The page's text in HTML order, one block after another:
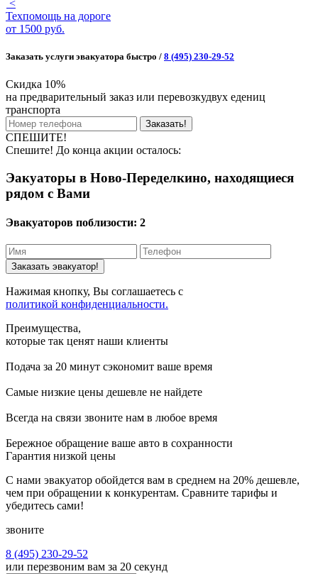
<
Техпомощь на дороге
от 1500 руб.
Заказать услуги эвакуатора быстро / 8 (495) 230-29-52
Скидка 10%
на предварительный заказ или перевозкудвух едениц
транспорта
Заказать!
СПЕШИТЕ!
Спешите! До конца акции осталось:
Эакуаторы в Ново-Переделкино, находящиеся
рядом с Вами
Эвакуаторов поблизости: 2
Заказать эвакуатор!
Нажимая кнопку, Вы соглашаетесь с
политикой конфиденциальности.
Преимущества,
которые так ценят наши клиенты
Подача за 20 минут сэкономит ваше время
Самые низкие цены дешевле не найдете
Всегда на связи звоните нам в любое время
Бережное обращение ваше авто в сохранности
Гарантия низкой цены
С нами эвакуатор обойдется вам в среднем на 20% дешевле,
чем при обращении к конкурентам. Сравните тарифы и
убедитесь сами!
звоните
8 (495) 230-29-52
или перезвоним вам за 20 секунд